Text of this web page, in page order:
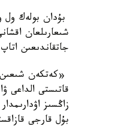
بۇدان بولەك ول
شىعارىلعان
جاتقاندىعىن
قاتىستى الداعى
زاڭسىز
بۇل قارجى